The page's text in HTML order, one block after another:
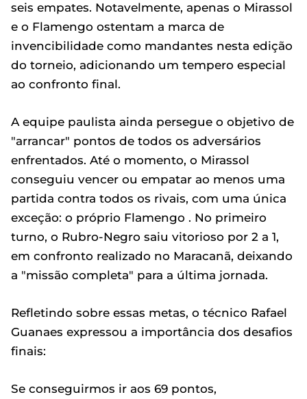
seis empates. Notavelmente, apenas o Mirassol
e o Flamengo ostentam a marca de
invencibilidade como mandantes nesta edição
do torneio, adicionando um tempero especial
ao confronto final.
A equipe paulista ainda persegue o objetivo de
"arrancar" pontos de todos os adversários
enfrentados. Até o momento, o Mirassol
conseguiu vencer ou empatar ao menos uma
partida contra todos os rivais, com uma única
exceção: o próprio Flamengo . No primeiro
turno, o Rubro-Negro saiu vitorioso por 2 a 1,
em confronto realizado no Maracanã, deixando
a "missão completa" para a última jornada.
Refletindo sobre essas metas, o técnico Rafael
Guanaes expressou a importância dos desafios
finais:
Se conseguirmos ir aos 69 pontos,